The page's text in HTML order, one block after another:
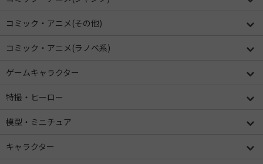
コミック・アニメ(その他)
コミック・アニメ(ラノベ系)
ゲームキャラクター
特撮・ヒーロー
模型・ミニチュア
キャラクター